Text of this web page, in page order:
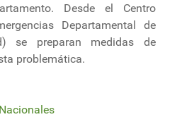
Desde el Centro
Departamental de
se preparan medidas de
problemática.
Nacionales